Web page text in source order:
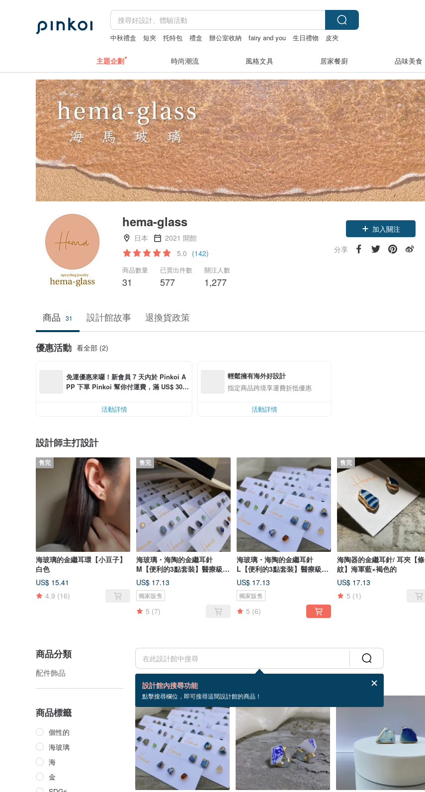
中秋禮盒 短夾 托特包 禮盒 辦公室收納 fairy and you 生日禮物 皮夾
主題企劃 時尚潮流 風格文具 居家餐廚 品味美食
hema-glass
日本
2021 開館
5.0 (142)
商品數量
31
已賣出件數
577
關注人數
1,277
加入關注
分享
商品 31 設計館故事 退換貨政策
優惠活動 看全部 (2)
免運優惠來囉！新會員 7 天內於 Pinkoi A
PP 下單 Pinkoi 幫你付運費，滿 US$ 30.0
活動詳情
輕鬆擁有海外好設計
指定商品跨境享運費折抵優惠
活動詳情
設計師主打設計
售完
海玻璃的金繼耳環【小豆子】
白色
US$ 15.41
4.9 (16)
售完
海玻璃・海陶的金繼耳針
M【便利的3點套裝】醫療級不
鏽鋼
US$ 17.13
獨家販售
5 (7)
海玻璃・海陶的金繼耳針
L【便利的3點套裝】醫療級不
鏽鋼
US$ 17.13
獨家販售
5 (6)
售完
海陶器的金繼耳針/ 耳夾【條
紋】海軍藍×褐色的
US$ 17.13
5 (1)
商品分類
配件飾品
商品標籤
個性的
海玻璃
海
金
設計館內搜尋功能
點擊搜尋欄位，即可搜尋這間設計館的商品！
31 個商品